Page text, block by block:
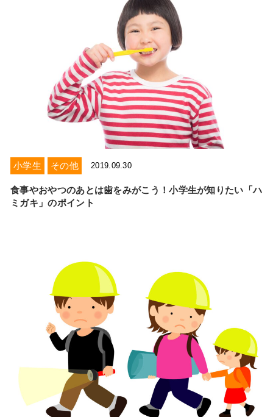
小学生 その他 2019.09.30
食事やおやつのあとは歯をみがこう！小学生が知りたい「ハ
ミガキ」のポイント